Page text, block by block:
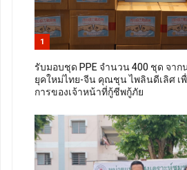
1
รับมอบชุด PPE จำนวน 400 ชุด จา
ยุคใหม่ไทย-จีน คุณชุน ไพลินดีเลิศ
การของเจ้าหน้าที่กู้ชีพกู้ภัย